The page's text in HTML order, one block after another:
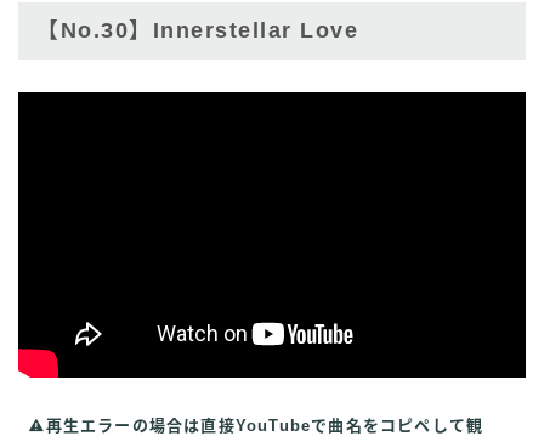
【No.30】Innerstellar Love
再生エラーの場合は直接YouTubeで曲名をコピペして観